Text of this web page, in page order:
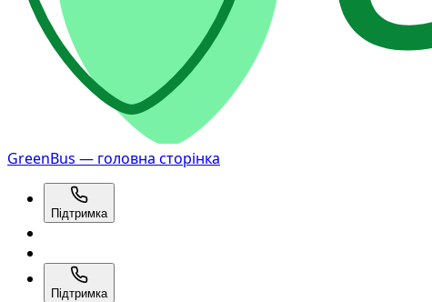
GreenBus — головна сторінка
Підтримка
Підтримка